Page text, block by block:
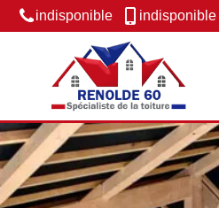
indisponible indisponible